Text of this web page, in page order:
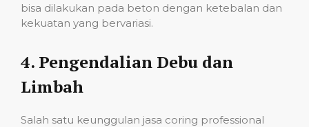
bisa dilakukan pada beton dengan ketebalan dan
kekuatan yang bervariasi.
4. Pengendalian Debu dan
Limbah
Salah satu keunggulan jasa coring professional